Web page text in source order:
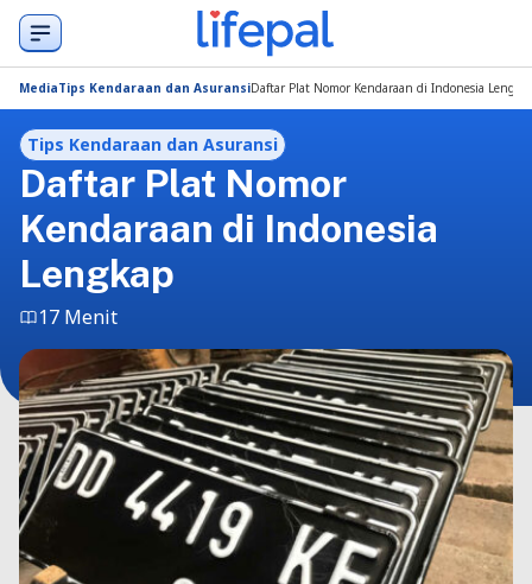
MediaTips Kendaraan dan AsuransiDaftar Plat Nomor Kendaraan di Indonesia
Tips Kendaraan dan Asuransi
Daftar Plat Nomor
Kendaraan di Indonesia
Lengkap
17 Menit